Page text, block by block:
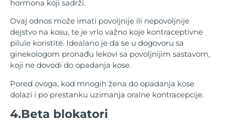
hormona koji sadrži.
Ovaj odnos može imati povoljnije ili nepovoljnije
dejstvo na kosu, te je vrlo važno koje kontraceptivne
pilule koristite. Idealano je da se u dogovoru sa
ginekologom pronađu lekovi sa povoljnijim sastavom,
koji ne dovodi do opadanja kose.
Pored ovoga, kod mnogih žena do opadanja kose
dolazi i po prestanku uzimanja oralne kontracepcije.
4.Beta blokatori